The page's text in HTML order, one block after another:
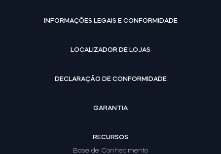
INFORMAÇÕES LEGAIS E CONFORMIDADE
LOCALIZADOR DE LOJAS
DECLARAÇÃO DE CONFORMIDADE
GARANTIA
RECURSOS
Base de Conhecimento